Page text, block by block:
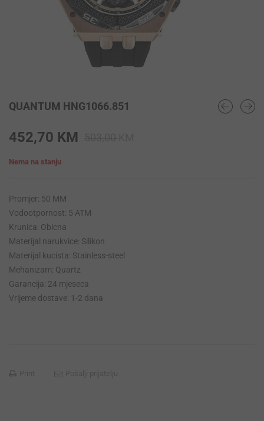
QUANTUM HNG1066.851
503,00
452,70 KM
Nema na stanju
Promjer: 50 MM
Vodootpornost: 5 ATM
Krunica: Obicna
Materijal narukvice: Silikon
Materijal kucista: Stainless-steel
Mehanizam: Quartz
Garancija: 24 mjeseca
Vrijeme dostave: 1-2 dana